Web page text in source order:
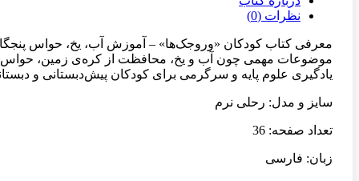
نظرات (0)
معرفی کتاب کودکان «وروجک‌ها» – آموزش آب، یخ، حواس
موضوعات مهمی چون آب و یخ، محافظت از کره‌ی زمین، حواس
یادگیری علوم پایه و سرگرمی برای کودکان پیش‌دبستانی و
سایز و مدل: رحلی نرم
تعداد صفحه: 36
زبان: فارسی